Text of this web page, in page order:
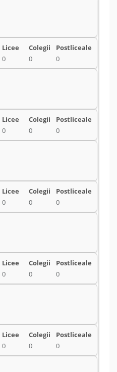
0 0 0
0 0 0
0 0 0
0 0 0
0 0 0